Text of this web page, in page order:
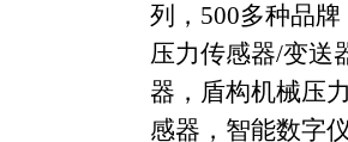
列， 500多种品
压力传感器/变送
器，盾构机械压
感器，智能数字